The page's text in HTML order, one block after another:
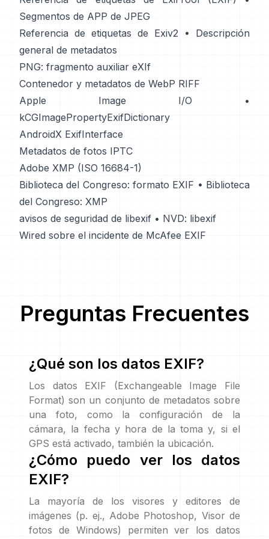
Segmentos de APP de JPEG
Referencia de etiquetas de Exiv2 •
Descripción
general de metadatos
PNG: fragmento auxiliar eXIf
Contenedor y metadatos de WebP RIFF
Apple Image I/O •
kCGImagePropertyExifDictionary
AndroidX ExifInterface
Metadatos de fotos IPTC
Adobe XMP (ISO 16684-1)
Biblioteca del Congreso: formato EXIF • Biblioteca
del Congreso: XMP
avisos de seguridad de libexif • NVD: libexif
Wired sobre el incidente de McAfee EXIF
Preguntas Frecuentes
¿Qué son los datos EXIF?
Los datos EXIF (Exchangeable Image File
Format) son un conjunto de metadatos sobre
una foto, como la configuración de la
cámara, la fecha y hora de la toma y, si el
GPS está activado, también la ubicación.
¿Cómo puedo ver los datos
EXIF?
La mayoría de los visores y editores de
imágenes (p. ej., Adobe Photoshop, Visor de
fotos de Windows) permiten ver los datos